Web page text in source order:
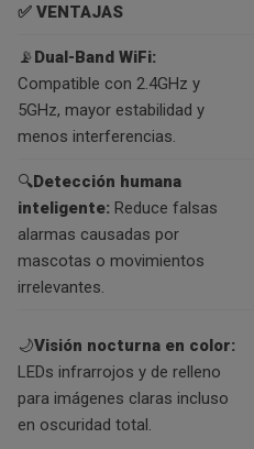
✅ VENTAJAS
📡 Dual-Band WiFi:
Compatible con 2.4GHz y
5GHz, mayor estabilidad y
menos interferencias.
🔍Detección humana
inteligente: Reduce falsas
alarmas causadas por
mascotas o movimientos
irrelevantes.
🌙Visión nocturna en color:
LEDs infrarrojos y de relleno
para imágenes claras incluso
en oscuridad total.